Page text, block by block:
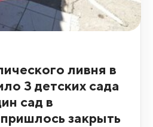
ливня в
3 детских сада
сад в
закрыть